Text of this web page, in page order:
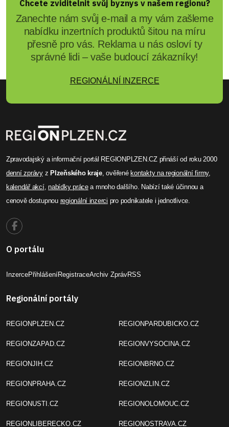
Chcete zviditelnit svůj byznys v našem regionu?
Zanechte nám svůj e-mail a my vám zašleme
nabídku inzertních produktů šitou na míru
přesně pro vás. Reklama u nás osloví ty
správné lidi – vaše budoucí zákazníky!
REGIONÁLNÍ INZERCE
Zpravodajský a informační portál REGIONPLZEN.CZ přináší od roku 2000
denní zprávyz Plzeňského kraje, ověřené kontakty na regionální firmy,
kalendář akcí,nabídky prácea mnoho dalšího. Nabízí také účinnou a
cenově dostupnou regionální inzerci pro podnikatele i jednotlivce.
O portálu
InzercePřihlášeníRegistraceArchiv ZprávRSS
Regionální portály
REGIONPLZEN.CZ
REGIONZAPAD.CZ
REGIONJIH.CZ
REGIONPRAHA.CZ
REGIONUSTI.CZ
REGIONLIBERECKO.CZ
REGIONPARDUBICKO.CZ
REGIONVYSOCINA.CZ
REGIONBRNO.CZ
REGIONZLIN.CZ
REGIONOLOMOUC.CZ
REGIONOSTRAVA.CZ